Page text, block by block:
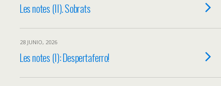
Les notes (II). Sobrats
28 JUNIO, 2026
Les notes (I): Despertaferro!